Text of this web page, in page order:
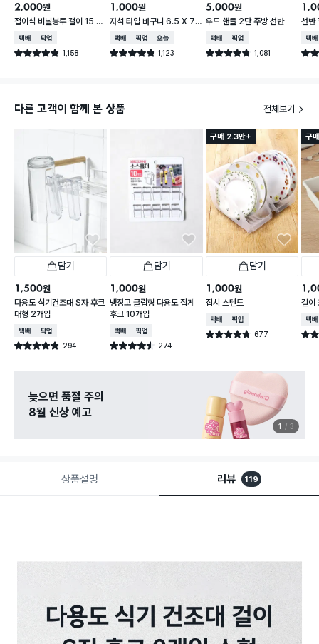
2,000원
접이식 비닐봉투 걸이 15 X
16.5 cm
택배배송매장픽업
별점 4.8점 1,158
건 작성
1,000원
자석 타입 바구니 6.5 X 7.
5 X 10 cm
택배배송매장픽업오늘배송
별점 4.8점 1,123
건 작성
5,000원
우드 핸들 2단 주방 선반
택배배송매장픽업
별점 4.8점 1,081
건 작성
선반
택배
별점
다른 고객이 함께 본 상품 전체보기
담기
1,500원
다용도 식기건조대 S자 후크
대형 2개입
택배배송매장픽업
별점 4.8점 294
건 작성
담기
1,000원
냉장고 클립형 다용도 집게
후크 10개입
택배배송매장픽업
별점 4.5점 274
건 작성
구매 2.3만+
담기
1,000원
접시 스텐드
택배배송매장픽업
별점 4.7점 677
건 작성
구
길이
택배
별점
늦으면 품절 주의
8월 신상 예고
1 3
상품설명 리뷰 119